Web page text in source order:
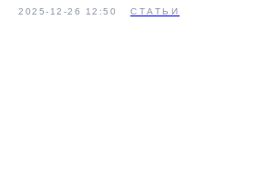
2025-12-26 12:50 СТАТЬИ